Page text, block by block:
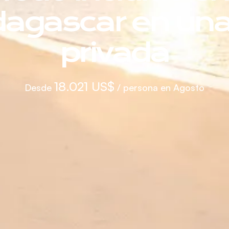
en
privada
Desde 18.021 US$ / persona en Agosto